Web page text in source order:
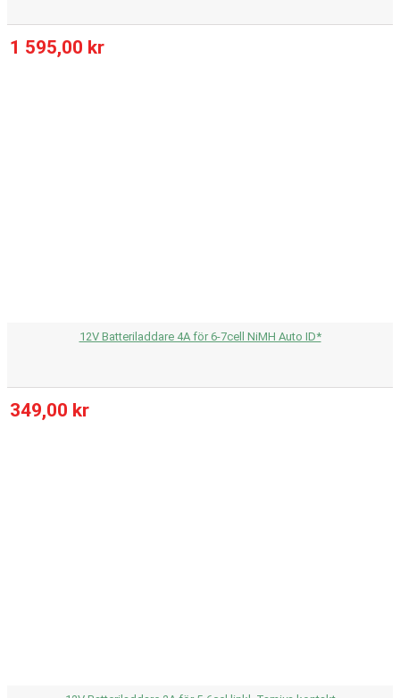
1 595,00 kr
12V Batteriladdare 4A för 6-7cell NiMH Auto ID*
349,00 kr